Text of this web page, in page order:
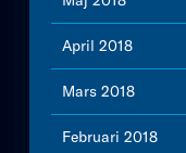
April 2018
Mars 2018
Februari 2018